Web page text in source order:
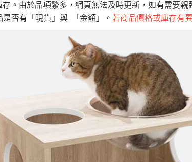
存。由於品項繁多，網頁無法及時更新，如有需要
否有「現貨」與 「金額」。 若商品價格或庫存有
免 運 費
＊A108產品另收運費
峨眉
雙
門、
石碇
ID → @dershin）
，南至苗栗，偏遠地區恕無法提供運送 (詳見運送
暫不開放，如因特殊地型限制(山區、鄉、鎮、村)、
公司保有出貨的權利。
全，賣家無提供吊掛服務，若需以吊車或其他的吊掛
送的問題，並非一般快速到貨商品，無法指定特定時
用整天在家等貨，以節省您的寶貴時間。
不易，故暫無法配送至百貨公司內部。